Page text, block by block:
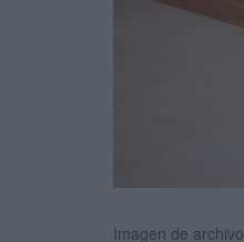
Imagen de archivo